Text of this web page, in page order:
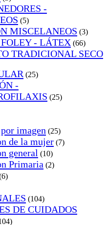
-
(5)
MISCELANEOS (3)
- LÁTEX (66)
TRADICIONAL SECO
(25)
-
(25)
imagen (25)
de la mujer (7)
general (10)
Primaria (2)
(104)
DE CUIDADOS